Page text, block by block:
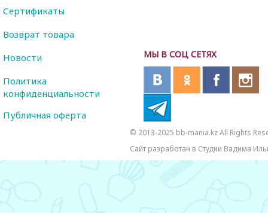
МЫ В СОЦ СЕТЯХ
Сертификаты
Возврат товара
Новости
Политика
конфиденциальности
Публичная оферта
© 2013-2025 bb-mania.kz All Rights
Сайт разработан в Студии Вадима